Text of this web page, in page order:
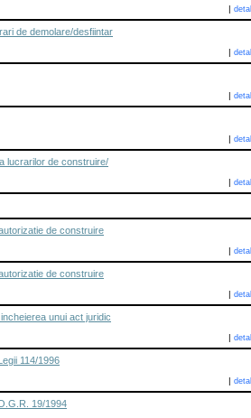
|
de demolare/desfiintar
|
|
|
lucrarilor de construire/
|
de construire
|
de construire
|
unui act juridic
|
114/1996
|
19/1994